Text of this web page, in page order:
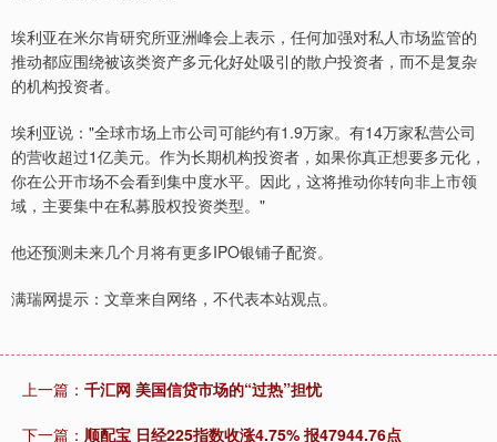
埃利亚在米尔肯研究所亚洲峰会上表示，任何加强对私人市场监管的
推动都应围绕被该类资产多元化好处吸引的散户投资者，而不是复杂
的机构投资者。
埃利亚说："全球市场上市公司可能约有1.9万家。有14万家私营公司
的营收超过1亿美元。作为长期机构投资者，如果你真正想要多元化，
你在公开市场不会看到集中度水平。因此，这将推动你转向非上市领
域，主要集中在私募股权投资类型。"
他还预测未来几个月将有更多IPO银铺子配资。
满瑞网提示：文章来自网络，不代表本站观点。
上一篇： 千汇网 美国信贷市场的“过热”担忧
下一篇： 顺配宝 日经225指数收涨4.75% 报47944.76点